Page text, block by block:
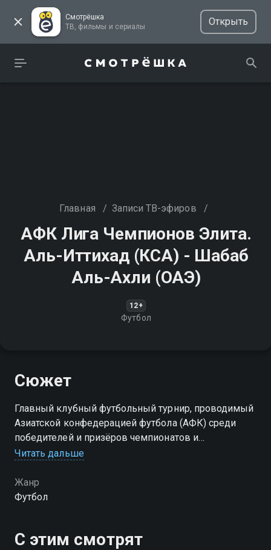
Смотрёшка
ТВ, фильмы и сериалы
Открыть
Главная / Записи ТВ-эфиров /
АФК Лига Чемпионов Элита.
Аль-Иттихад (КСА) - Шабаб
Аль-Ахли (ОАЭ)
12+
Футбол
Сюжет
Главный клубный футбольный турнир, проводимый
Азиатской конфедерацией футбола (АФК) среди
победителей и призёров чемпионатов и
обладателей кубков самых развитых в футбольном
Читать дальше
Жанр
Футбол
С этим смотрят